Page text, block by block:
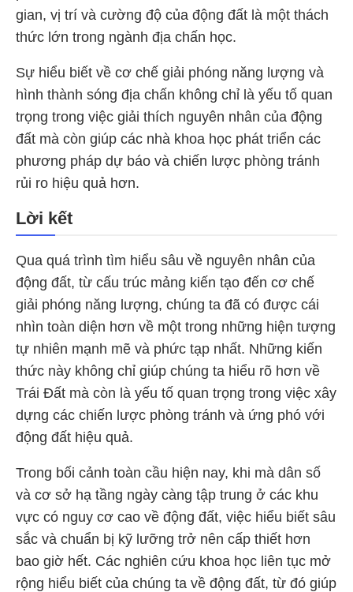
gian, vị trí và cường độ của động đất là một thách
thức lớn trong ngành địa chấn học.
Sự hiểu biết về cơ chế giải phóng năng lượng và
hình thành sóng địa chấn không chỉ là yếu tố quan
trọng trong việc giải thích nguyên nhân của động
đất mà còn giúp các nhà khoa học phát triển các
phương pháp dự báo và chiến lược phòng tránh
rủi ro hiệu quả hơn.
Lời kết
Qua quá trình tìm hiểu sâu về nguyên nhân của
động đất, từ cấu trúc mảng kiến tạo đến cơ chế
giải phóng năng lượng, chúng ta đã có được cái
nhìn toàn diện hơn về một trong những hiện tượng
tự nhiên mạnh mẽ và phức tạp nhất. Những kiến
thức này không chỉ giúp chúng ta hiểu rõ hơn về
Trái Đất mà còn là yếu tố quan trọng trong việc xây
dựng các chiến lược phòng tránh và ứng phó với
động đất hiệu quả.
Trong bối cảnh toàn cầu hiện nay, khi mà dân số
và cơ sở hạ tầng ngày càng tập trung ở các khu
vực có nguy cơ cao về động đất, việc hiểu biết sâu
sắc và chuẩn bị kỹ lưỡng trở nên cấp thiết hơn
bao giờ hết. Các nghiên cứu khoa học liên tục mở
rộng hiểu biết của chúng ta về động đất, từ đó giúp